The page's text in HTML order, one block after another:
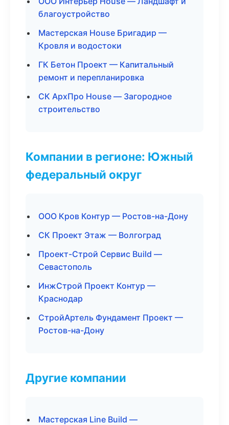
благоустройство
Мастерская House Бригадир —
Кровля и водостоки
ГК Бетон Проект — Капитальный
ремонт и перепланировка
СК АрхПро House — Загородное
строительство
Компании в регионе: Южный
федеральный округ
ООО Кров Контур — Ростов-на-Дону
СК Проект Этаж — Волгоград
Проект-Строй Сервис Build —
Севастополь
ИнжСтрой Проект Контур —
Краснодар
СтройАртель Фундамент Проект —
Ростов-на-Дону
Другие компании
Мастерская Line Build —